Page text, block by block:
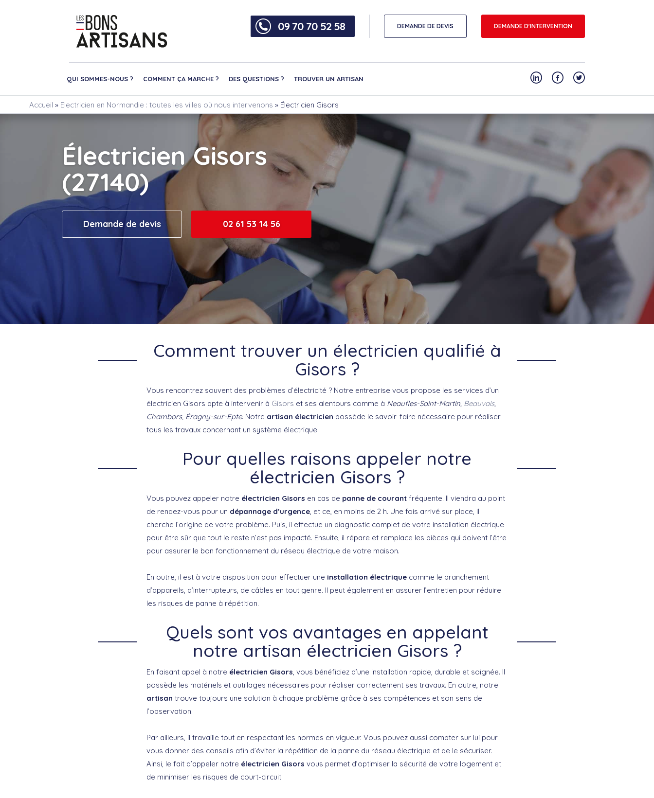
09 70 70 52 58 DEMANDE DE DEVIS DEMANDE D'INTERVENTION
QUI SOMMES-NOUS ? COMMENT ÇA MARCHE ? DES QUESTIONS ? TROUVER UN ARTISAN
Accueil » Electricien en Normandie : toutes les villes où nous intervenons » Électricien Gisors
Électricien Gisors
(27140)
Demande de devis 02 61 53 14 56
Comment trouver un électricien qualifié à
Gisors ?
Vous rencontrez souvent des problèmes d’électricité ? Notre entreprise vous propose les services d’un
électricien Gisors apte à intervenir à Gisors et ses alentours comme à Neaufles-Saint-Martin, Beauvais,
Chambors, Éragny-sur-Epte. Notre artisan électricien possède le savoir-faire nécessaire pour réaliser
tous les travaux concernant un système électrique.
Pour quelles raisons appeler notre
électricien Gisors ?
Vous pouvez appeler notre électricien Gisors en cas de panne de courant fréquente. Il viendra au point
de rendez-vous pour un dépannage d’urgence, et ce, en moins de 2 h. Une fois arrivé sur place, il
cherche l’origine de votre problème. Puis, il effectue un diagnostic complet de votre installation électrique
pour être sûr que tout le reste n’est pas impacté. Ensuite, il répare et remplace les pièces qui doivent l’être
pour assurer le bon fonctionnement du réseau électrique de votre maison.
En outre, il est à votre disposition pour effectuer une installation électrique comme le branchement
d’appareils, d’interrupteurs, de câbles en tout genre. Il peut également en assurer l’entretien pour réduire
les risques de panne à répétition.
Quels sont vos avantages en appelant
notre artisan électricien Gisors ?
En faisant appel à notre électricien Gisors, vous bénéficiez d’une installation rapide, durable et soignée. Il
possède les matériels et outillages nécessaires pour réaliser correctement ses travaux. En outre, notre
artisan trouve toujours une solution à chaque problème grâce à ses compétences et son sens de
l’observation.
Par ailleurs, il travaille tout en respectant les normes en vigueur. Vous pouvez aussi compter sur lui pour
vous donner des conseils afin d’éviter la répétition de la panne du réseau électrique et de le sécuriser.
Ainsi, le fait d’appeler notre électricien Gisors vous permet d’optimiser la sécurité de votre logement et
de minimiser les risques de court-circuit.